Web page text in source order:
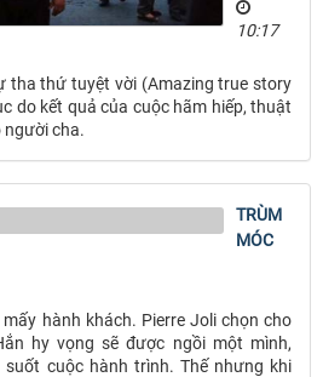
10:17
tha thứ tuyệt vời (Amazing true story
do kết quả của cuộc hãm hiếp, thuật
người cha.
TRÙM
MÓC
hành khách. Pierre Joli chọn cho
hy vọng sẽ được ngồi một mình,
cuộc hành trình. Thế nhưng khi